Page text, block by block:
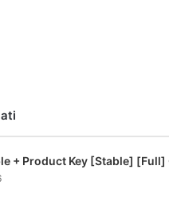
+ Product Key [Stable] [Full]